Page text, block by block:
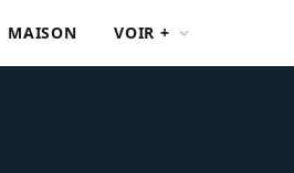
MAISON VOIR +